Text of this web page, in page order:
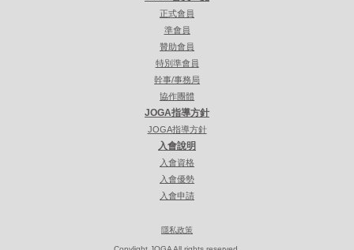
正式會員
準會員
贊助會員
特別準會員
幹事/事務局
協作團體
JOGA指導方針
JOGA指導方針
入會說明
入會資格
入會優勢
入會申請
隱私政策